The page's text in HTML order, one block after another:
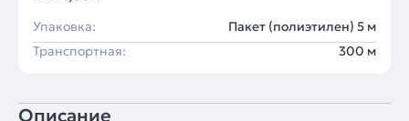
Упаковка:
Пакет (полиэтилен) 5 м
Транспортная:
300 м
Описание